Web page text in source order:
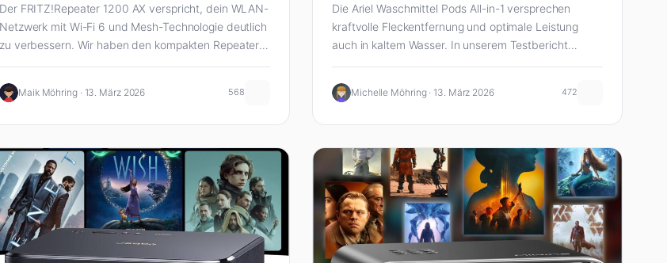
Der FRITZ!Repeater 1200 AX verspricht, dein WLAN-
Netzwerk mit Wi-Fi 6 und Mesh-Technologie deutlich
zu verbessern. Wir haben den kompakten Repeater
Maik Möhring · 13. März 2026 568
Die Ariel Waschmittel Pods All-in-1 versprechen
kraftvolle Fleckentfernung und optimale Leistung
auch in kaltem Wasser. In unserem Testbericht
Michelle Möhring · 13. März 2026 472